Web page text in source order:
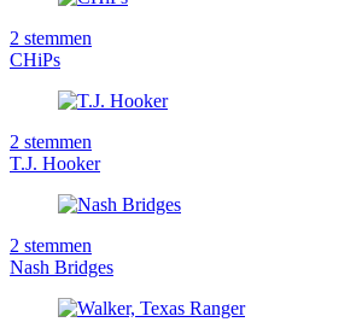
2 stemmen
CHiPs
2 stemmen
T.J. Hooker
2 stemmen
Nash Bridges